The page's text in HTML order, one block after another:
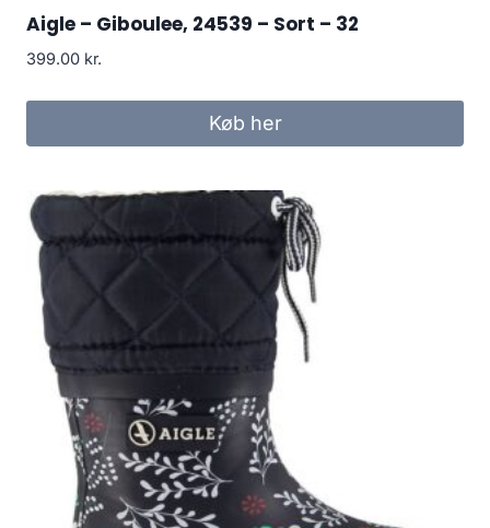
Aigle – Giboulee, 24539 – Sort – 32
399.00 kr.
Køb her